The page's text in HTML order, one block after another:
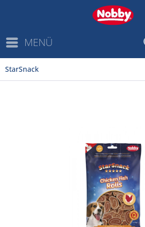
MENÜ
StarSnack